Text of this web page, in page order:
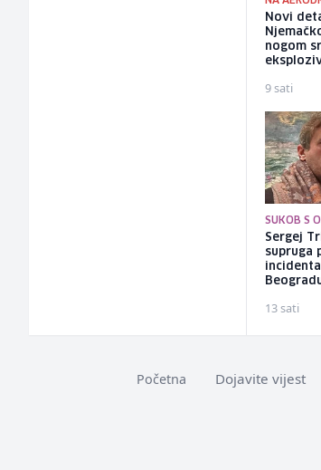
Novi
nogom
9 sati
SUKOB S
Sergej
supruga
13 sati
Početna Dojavite vijest